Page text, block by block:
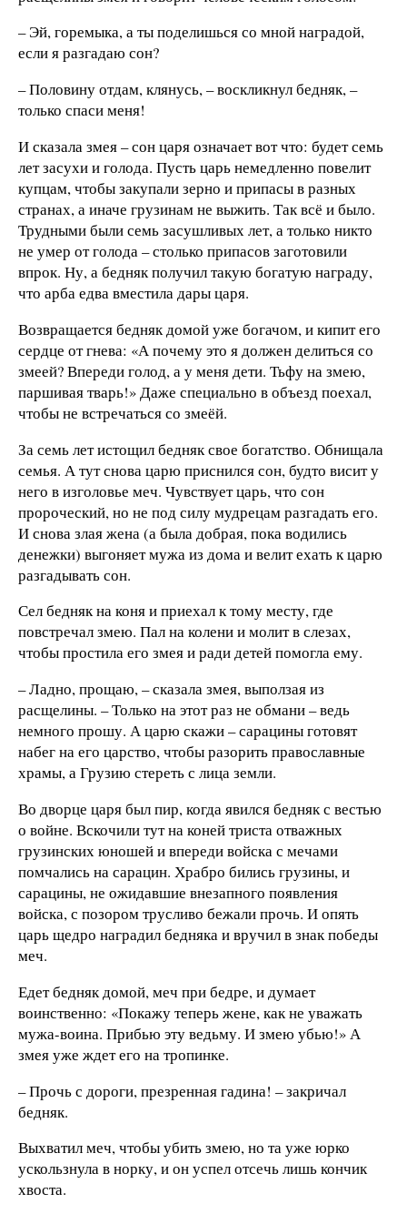
– Эй, горемыка, а ты поделишься со мной наградой,
если я разгадаю сон?
– Половину отдам, клянусь, – воскликнул бедняк, –
только спаси меня!
И сказала змея – сон царя означает вот что: будет семь
лет засухи и голода. Пусть царь немедленно повелит
купцам, чтобы закупали зерно и припасы в разных
странах, а иначе грузинам не выжить. Так всё и было.
Трудными были семь засушливых лет, а только никто
не умер от голода – столько припасов заготовили
впрок. Ну, а бедняк получил такую богатую награду,
что арба едва вместила дары царя.
Возвращается бедняк домой уже богачом, и кипит его
сердце от гнева: «А почему это я должен делиться со
змеей? Впереди голод, а у меня дети. Тьфу на змею,
паршивая тварь!» Даже специально в объезд поехал,
чтобы не встречаться со змеёй.
За семь лет истощил бедняк свое богатство. Обнищала
семья. А тут снова царю приснился сон, будто висит у
него в изголовье меч. Чувствует царь, что сон
пророческий, но не под силу мудрецам разгадать его.
И снова злая жена (а была добрая, пока водились
денежки) выгоняет мужа из дома и велит ехать к царю
разгадывать сон.
Сел бедняк на коня и приехал к тому месту, где
повстречал змею. Пал на колени и молит в слезах,
чтобы простила его змея и ради детей помогла ему.
– Ладно, прощаю, – сказала змея, выползая из
расщелины. – Только на этот раз не обмани – ведь
немного прошу. А царю скажи – сарацины готовят
набег на его царство, чтобы разорить православные
храмы, а Грузию стереть с лица земли.
Во дворце царя был пир, когда явился бедняк с вестью
о войне. Вскочили тут на коней триста отважных
грузинских юношей и впереди войска с мечами
помчались на сарацин. Храбро бились грузины, и
сарацины, не ожидавшие внезапного появления
войска, с позором трусливо бежали прочь. И опять
царь щедро наградил бедняка и вручил в знак победы
меч.
Едет бедняк домой, меч при бедре, и думает
воинственно: «Покажу теперь жене, как не уважать
мужа-воина. Прибью эту ведьму. И змею убью!» А
змея уже ждет его на тропинке.
– Прочь с дороги, презренная гадина! – закричал
бедняк.
Выхватил меч, чтобы убить змею, но та уже юрко
ускользнула в норку, и он успел отсечь лишь кончик
хвоста.